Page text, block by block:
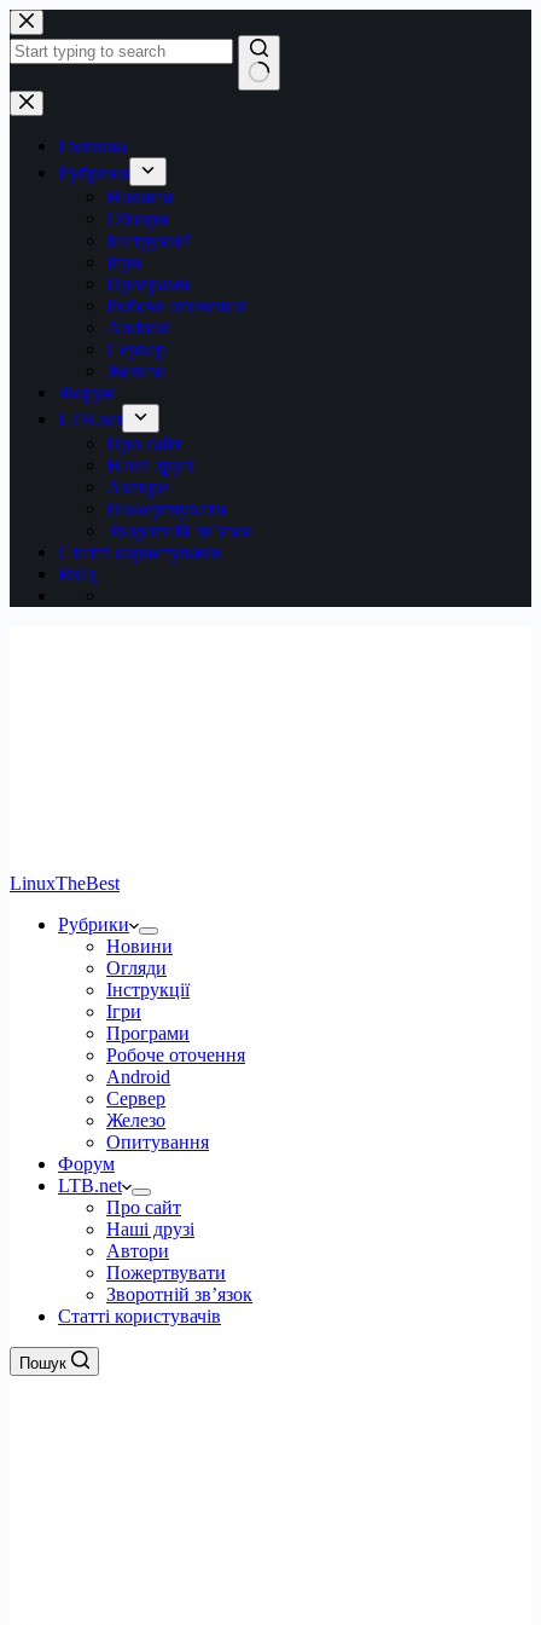
Перейти
до
вмісту
Немає
результатів
Головна
Рубрики
Новини
Обзори
Інструкції
Ігри
Програми
Робоче оточення
Android
Сервер
Железо
Форум
LTB.net
Про сайт
Наші друзі
Автори
Пожертвувати
Зворотній зв’язок
Статті користувачів
Вхід
LinuxTheBest
Рубрики
Новини
Огляди
Інструкції
Ігри
Програми
Робоче оточення
Android
Сервер
Железо
Опитування
Форум
LTB.net
Про сайт
Наші друзі
Автори
Пожертвувати
Зворотній зв’язок
Статті користувачів
Пошук